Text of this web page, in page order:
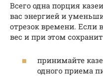
Всего одна порция
вас энергией и
отрезок времени. Если
вес и при этом
принимайте
одного приема